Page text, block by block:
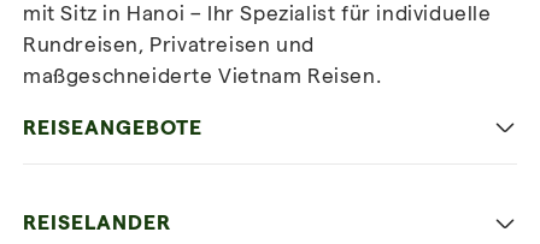
Newsletterabonnieren
mit Sitz in Hanoi – Ihr Spezialist für individuelle
Rundreisen, Privatreisen und
maßgeschneiderte Vietnam Reisen.
REISEANGEBOTE
REISELANDER